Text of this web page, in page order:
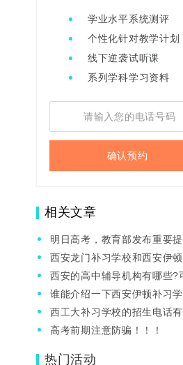
学业水平系统测评
个性化针对教学计划
线下逆袭试听课
系列学科学习资料
确认预约
相关文章
明日高考，教育部发布重要
西安龙门补习学校和西安伊顿
校哪个比较好一点?
西安的高中辅导机构有哪些?
介绍一下吗?
谁能介绍一下西安伊顿补习学
想了解一下
西工大补习学校的招生电话有
吗?
高考前期注意防骗！！！
热门活动